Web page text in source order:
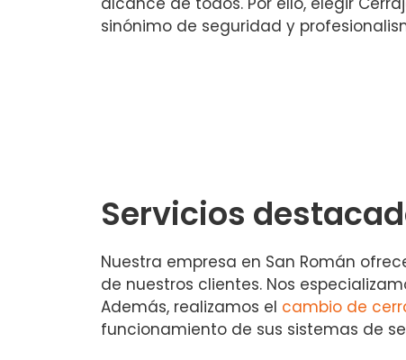
sinónimo de seguridad y
Servicios
Nuestra empresa en San Román
de nuestros clientes. Nos
Además, realizamos el cambio de
funcionamiento de sus sistemas de